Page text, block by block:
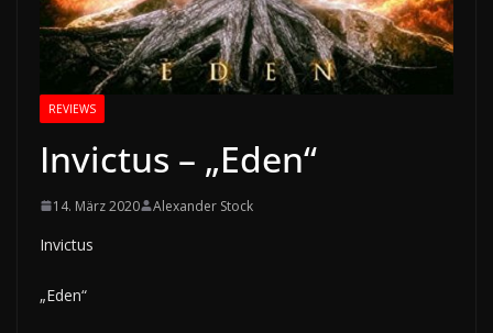
REVIEWS
Invictus – „Eden“
14. März 2020 Alexander Stock
Invictus
„Eden“